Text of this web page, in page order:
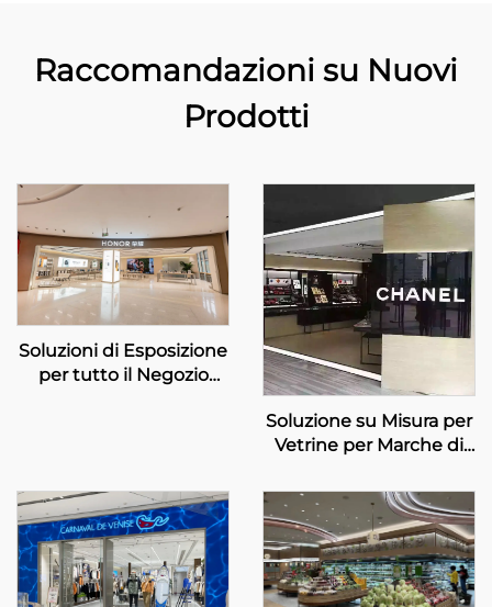
Raccomandazioni su Nuovi
Prodotti
Soluzioni di Esposizione
per tutto il Negozio
Soluzione su Misura per
Vetrine per Marche di